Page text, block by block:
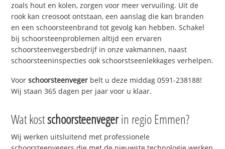
zoals hout en kolen, zorgen voor meer vervuiling. Uit de
rook kan creosoot ontstaan, een aanslag die kan branden
en een schoorsteenbrand tot gevolg kan hebben. Schakel
bij schoorsteenproblemen altijd een ervaren
schoorsteenvegersbedrijf in onze vakmannen, naast
schoorsteeninspecties ook schoorstseenlekkages verhelpen.
Voorschoorsteenveger belt u deze middag 0591-238188!
Wij staan 365 dagen per jaar voor u klaar.
Wat kostschoorsteenvegerin regio Emmen?
Wij werken uitsluitend met professionele